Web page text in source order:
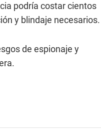
podría costar cientos
y blindaje necesarios.
de espionaje y